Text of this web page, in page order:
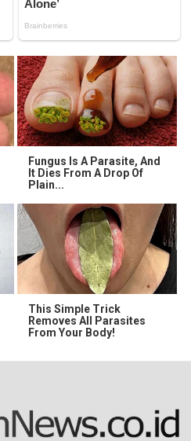
Fungus Is A Parasite, And
It Dies From A Drop Of
Plain...
This Simple Trick
Removes All Parasites
From Your Body!